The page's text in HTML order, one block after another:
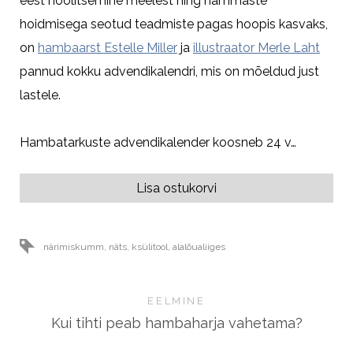
hoidmisega seotud teadmiste pagas hoopis kasvaks,
on hambaarst Estelle Miller ja illustraator Merle Laht
pannud kokku advendikalendri, mis on mõeldud just
lastele.
Hambatarkuste advendikalender koosneb 24 v…
Lisa ostukorvi
närimiskumm, näts, ksülitool, alalõualiiges
EELMINE
Kui tihti peab hambaharja vahetama?